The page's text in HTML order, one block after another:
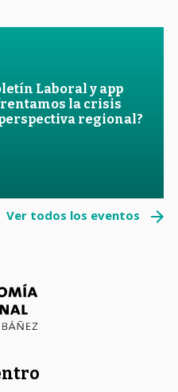
Laboral y app
la crisis
regional?
Ver todos los eventos